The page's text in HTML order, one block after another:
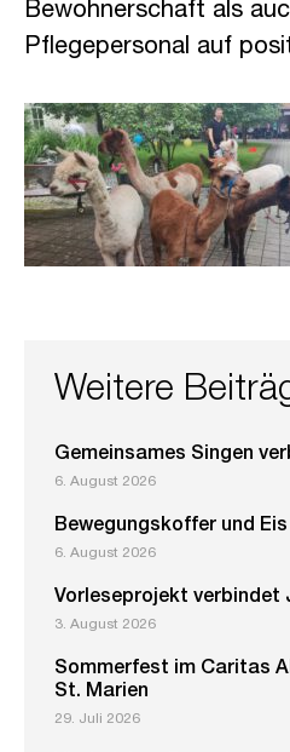
Bewohnerschaft als
Pflegepersonal auf
Weitere
Gemeinsames Singen
6. August 2026
Bewegungskoffer und
6. August 2026
Vorleseprojekt verbindet
3. August 2026
Sommerfest im Caritas
St. Marien
29. Juli 2026